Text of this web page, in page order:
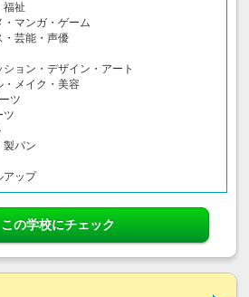
祉
マンガ・ゲーム
芸能・声優
ョン・デザイン・アート
メイク・美容
ツ
パン
ップ
この学校にチェック